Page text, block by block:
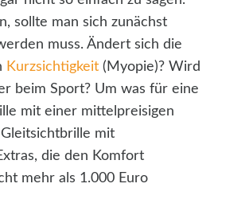
sollte man sich zunächst
muss. Ändert sich die
Kurzsichtigkeit (Myopie)? Wird
beim Sport? Um was für eine
mit einer mittelpreisigen
mit
die den Komfort
mehr als 1.000 Euro